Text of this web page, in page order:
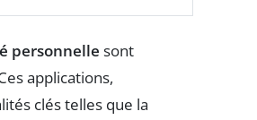
personnelle sont
applications,
clés telles que la